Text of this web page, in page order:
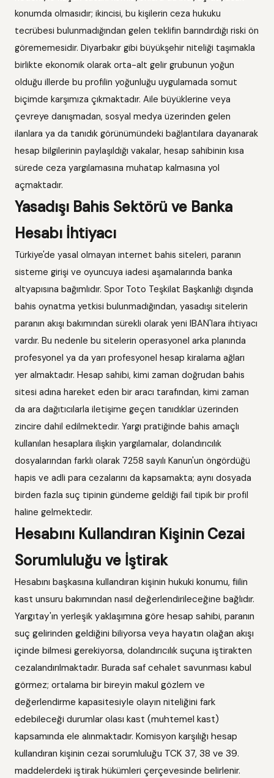
konumda olmasıdır; ikincisi, bu kişilerin ceza hukuku
tecrübesi bulunmadığından gelen teklifin barındırdığı riski ön
görememesidir. Diyarbakır gibi büyükşehir niteliği taşımakla
birlikte ekonomik olarak orta-alt gelir grubunun yoğun
olduğu illerde bu profilin yoğunluğu uygulamada somut
biçimde karşımıza çıkmaktadır. Aile büyüklerine veya
çevreye danışmadan, sosyal medya üzerinden gelen
ilanlara ya da tanıdık görünümündeki bağlantılara dayanarak
hesap bilgilerinin paylaşıldığı vakalar, hesap sahibinin kısa
sürede ceza yargılamasına muhatap kalmasına yol
açmaktadır.
Yasadışı Bahis Sektörü ve Banka
Hesabı İhtiyacı
Türkiye'de yasal olmayan internet bahis siteleri, paranın
sisteme girişi ve oyuncuya iadesi aşamalarında banka
altyapısına bağımlıdır. Spor Toto Teşkilat Başkanlığı dışında
bahis oynatma yetkisi bulunmadığından, yasadışı sitelerin
paranın akışı bakımından sürekli olarak yeni IBAN'lara ihtiyacı
vardır. Bu nedenle bu sitelerin operasyonel arka planında
profesyonel ya da yarı profesyonel hesap kiralama ağları
yer almaktadır. Hesap sahibi, kimi zaman doğrudan bahis
sitesi adına hareket eden bir aracı tarafından, kimi zaman
da ara dağıtıcılarla iletişime geçen tanıdıklar üzerinden
zincire dahil edilmektedir. Yargı pratiğinde bahis amaçlı
kullanılan hesaplara ilişkin yargılamalar, dolandırıcılık
dosyalarından farklı olarak 7258 sayılı Kanun'un öngördüğü
hapis ve adli para cezalarını da kapsamakta; aynı dosyada
birden fazla suç tipinin gündeme geldiği fail tipik bir profil
haline gelmektedir.
Hesabını Kullandıran Kişinin Cezai
Sorumluluğu ve İştirak
Hesabını başkasına kullandıran kişinin hukuki konumu, fiilin
kast unsuru bakımından nasıl değerlendirileceğine bağlıdır.
Yargıtay'ın yerleşik yaklaşımına göre hesap sahibi, paranın
suç gelirinden geldiğini biliyorsa veya hayatın olağan akışı
içinde bilmesi gerekiyorsa, dolandırıcılık suçuna iştirakten
cezalandırılmaktadır. Burada saf cehalet savunması kabul
görmez; ortalama bir bireyin makul gözlem ve
değerlendirme kapasitesiyle olayın niteliğini fark
edebileceği durumlar olası kast (muhtemel kast)
kapsamında ele alınmaktadır. Komisyon karşılığı hesap
kullandıran kişinin cezai sorumluluğu TCK 37, 38 ve 39.
maddelerdeki iştirak hükümleri çerçevesinde belirlenir.